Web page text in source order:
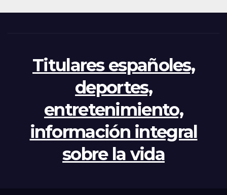
Titulares españoles,
deportes,
entretenimiento,
información integral
sobre la vida